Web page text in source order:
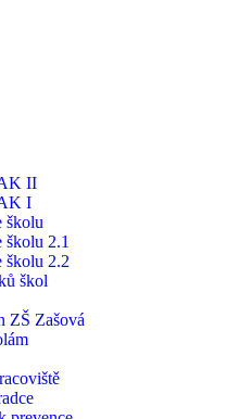
II
I
školu
2.1
školu 2.2
škol
ZŠ Zašová